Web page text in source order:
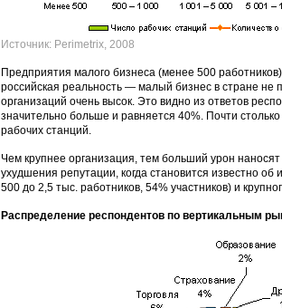
Источник: Perimetrix, 2008
Предприятия малого бизнеса (менее 500
российская реальность — малый бизнес в стране не
организаций очень высок. Это видно из ответов
значительно больше и равняется 40%. Почти
рабочих станций.
Чем крупнее организация, тем больший урон
ухудшения репутации, когда становится известно
500 до 2,5 тыс. работников, 54% участников) и
Распределение респондентов по вертикальным